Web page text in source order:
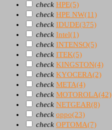
check HPE(5)
check HPE NW(11)
check IDUDE(375)
check Intel(1)
check INTENSO(5)
check ITEK(5)
check KINGSTON(4)
check KYOCERA(2)
check META(4)
check MOTOROLA(42)
check NETGEAR(8)
check oppo(23)
check OPTOMA(7)